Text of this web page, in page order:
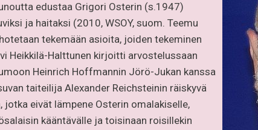
edustaa Grigori Osterin (s.1947)
ja haitaksi (2010, WSOY, suom. Teemu
tekemään asioita, joiden tekeminen
Heikkilä-Halttunen kirjoitti arvostelussaan
Heinrich Hoffmannin Jörö-Jukan kanssa
taiteilija Alexander Reichsteinin räiskyvä
jotka eivät lämpene Osterin omalakiselle,
kääntävälle ja toisinaan roisillekin